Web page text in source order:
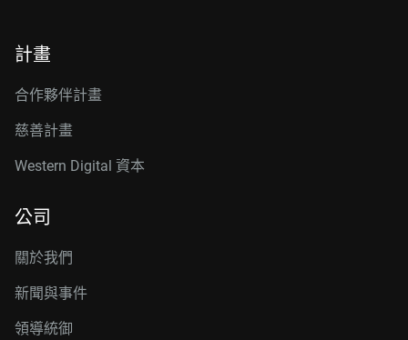
計畫
合作夥伴計畫
慈善計畫
Western Digital 資本
公司
關於我們
新聞與事件
領導統御